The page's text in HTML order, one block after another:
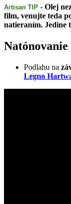
Artisan TIP - Olej
film, venujte teda
natieraním. Jedine
Podlahu na
Legno